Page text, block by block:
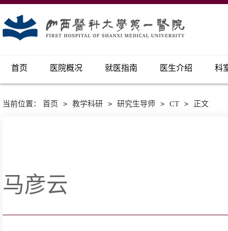
首页 医院概况 就医指南 医生介绍 科
当前位置： 首页 > 教学科研 > 研究生导师 > CT > 正文
马彦云